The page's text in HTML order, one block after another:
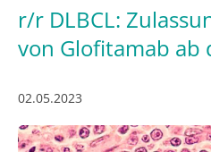
r/r DLBCL:
von Glofitamab ab
02.05.2023